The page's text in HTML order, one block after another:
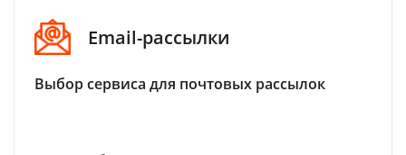
Email-рассылки
Выбор сервиса для почтовых рассылок